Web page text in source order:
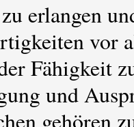
erlangen
vor
Fähigkeit
und
gehören